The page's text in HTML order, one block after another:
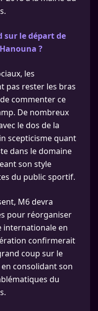
sur le départ de
?
les
pas rester les bras
commenter ce
De nombreux
le dos de la
scepticisme quant
dans le domaine
son style
du public sportif.
M6 devra
pour réorganiser
internationale en
confirmerait
coup sur le
consolidant son
du